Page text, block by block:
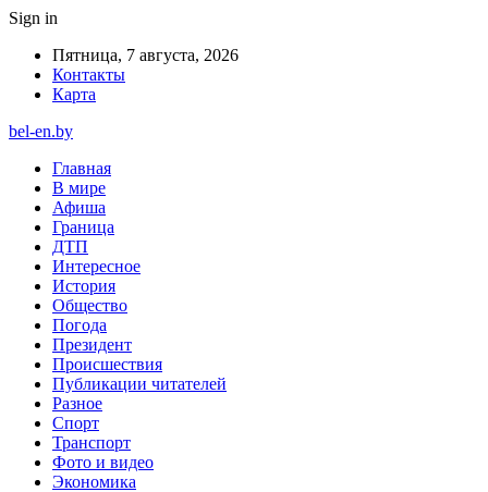
Sign in
Пятница, 7 августа, 2026
Контакты
Карта
bel-en.by
Главная
В мире
Афиша
Граница
ДТП
Интересное
История
Общество
Погода
Президент
Происшествия
Публикации читателей
Разное
Спорт
Транспорт
Фото и видео
Экономика